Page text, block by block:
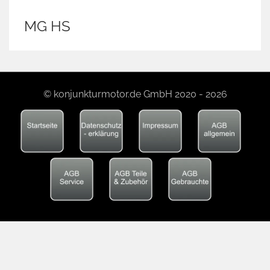
MG HS
© konjunkturmotor.de GmbH 2020 - 2026